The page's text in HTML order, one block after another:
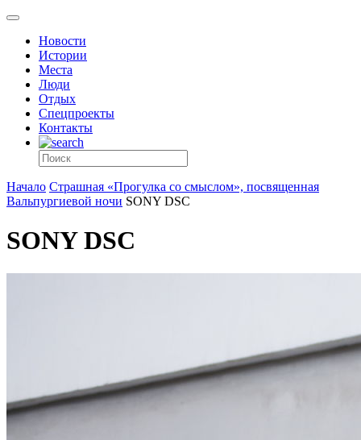
Новости
Истории
Места
Люди
Отдых
Спецпроекты
Контакты
Начало Страшная «Прогулка со смыслом», посвященная
Вальпургиевой ночи SONY DSC
SONY DSC